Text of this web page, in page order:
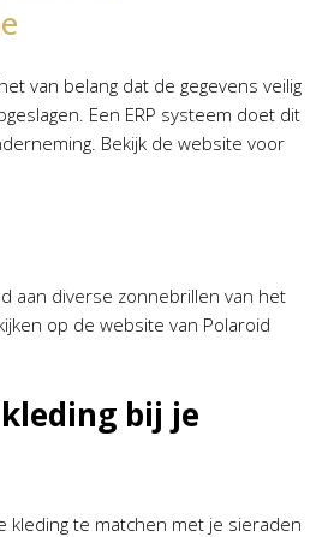
van belang dat de gegevens veilig
Een ERP systeem doet dit
Bekijk de website voor
aan diverse zonnebrillen van het
op de website van Polaroid
bij je
kleding te matchen met je sieraden